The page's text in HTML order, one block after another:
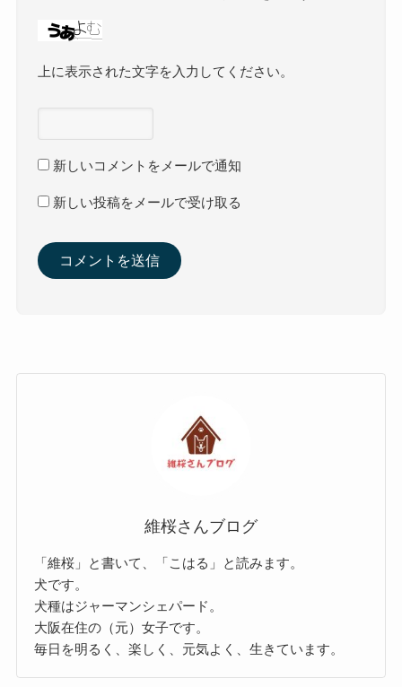
上に表示された文字を入力してください。
新しいコメントをメールで通知
新しい投稿をメールで受け取る
維桜さんブログ
「維桜」と書いて、「こはる」と読みます。
犬です。
犬種はジャーマンシェパード。
大阪在住の（元）女子です。
毎日を明るく、楽しく、元気よく、生きています。